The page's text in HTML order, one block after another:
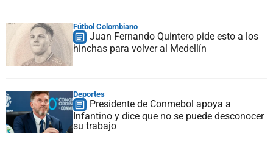
Fútbol Colombiano
Juan Fernando Quintero pide esto a los
hinchas para volver al Medellín
Deportes
Presidente de Conmebol apoya a
Infantino y dice que no se puede desconocer
su trabajo